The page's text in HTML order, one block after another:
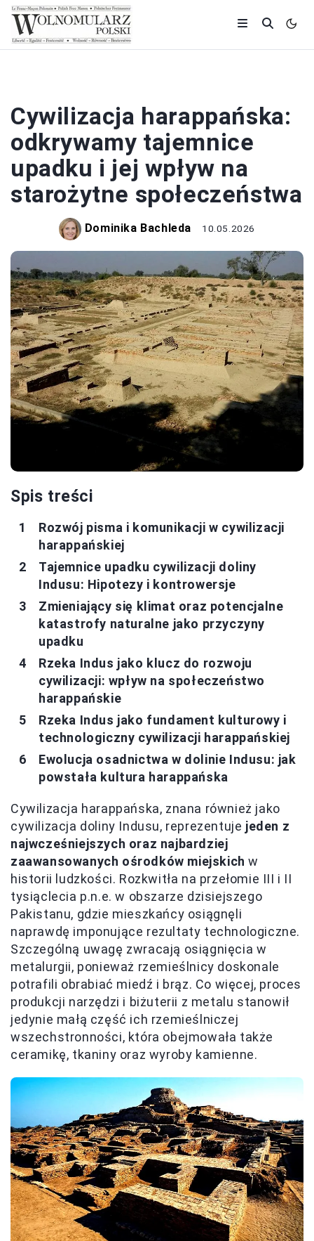
Cywilizacja harappańska:
odkrywamy tajemnice
upadku i jej wpływ na
starożytne społeczeństwa
Dominika Bachleda 10.05.2026
Spis treści
Rozwój pisma i komunikacji w cywilizacji
harappańskiej
Tajemnice upadku cywilizacji doliny
Indusu: Hipotezy i kontrowersje
Zmieniający się klimat oraz potencjalne
katastrofy naturalne jako przyczyny
upadku
Rzeka Indus jako klucz do rozwoju
cywilizacji: wpływ na społeczeństwo
harappańskie
Rzeka Indus jako fundament kulturowy i
technologiczny cywilizacji harappańskiej
Ewolucja osadnictwa w dolinie Indusu: jak
powstała kultura harappańska
Cywilizacja harappańska, znana również jako
cywilizacja doliny Indusu, reprezentuje jeden z
najwcześniejszych oraz najbardziej
zaawansowanych ośrodków miejskich w
historii ludzkości. Rozkwitła na przełomie III i II
tysiąclecia p.n.e. w obszarze dzisiejszego
Pakistanu, gdzie mieszkańcy osiągnęli
naprawdę imponujące rezultaty technologiczne.
Szczególną uwagę zwracają osiągnięcia w
metalurgii, ponieważ rzemieślnicy doskonale
potrafili obrabiać miedź i brąz. Co więcej, proces
produkcji narzędzi i biżuterii z metalu stanowił
jedynie małą część ich rzemieślniczej
wszechstronności, która obejmowała także
ceramikę, tkaniny oraz wyroby kamienne.